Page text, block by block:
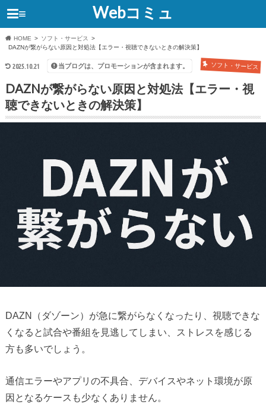
Webコミュ
≡
HOME
ソフト・サービス
DAZNが繋がらない原因と対処法【エラー・視聴できないときの解決策】
2025.10.21 ソフト・サービス
当ブログは、プロモーションが含まれます。
DAZNが繋がらない原因と対処法【エラー・視
聴できないときの解決策】
DAZN（ダゾーン）が急に繋がらなくなったり、視聴できな
くなると試合や番組を見逃してしまい、ストレスを感じる
方も多いでしょう。
通信エラーやアプリの不具合、デバイスやネット環境が原
因となるケースも少なくありません。